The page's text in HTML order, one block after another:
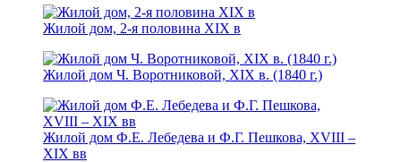
Жилой дом, 2-я половина XIХ в
Жилой дом Ч. Воротниковой, XIX в. (1840 г.)
Жилой дом Ф.Е. Лебедева и Ф.Г. Пешкова, XVIII –
XIX вв